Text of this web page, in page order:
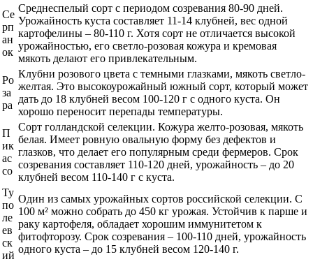
Се
рп
ан
ок
Среднеспелый сорт с периодом созревания 80-90 дней.
Урожайность куста составляет 11-14 клубней, вес одной
картофелины – 80-110 г. Хотя сорт не отличается высокой
урожайностью, его светло-розовая кожура и кремовая
мякоть делают его привлекательным.
Ро
за
ра
Клубни розового цвета с темными глазками, мякоть светло-
желтая. Это высокоурожайный южный сорт, который может
дать до 18 клубней весом 100-120 г с одного куста. Он
хорошо переносит перепады температуры.
П
ик
ас
со
Сорт голландской селекции. Кожура желто-розовая, мякоть
белая. Имеет ровную овальную форму без дефектов и
глазков, что делает его популярным среди фермеров. Срок
созревания составляет 110-120 дней, урожайность – до 20
клубней весом 110-140 г с куста.
Ту
по
ле
ев
ск
ий
Один из самых урожайных сортов российской селекции. С
100 м² можно собрать до 450 кг урожая. Устойчив к парше и
раку картофеля, обладает хорошим иммунитетом к
фитофторозу. Срок созревания – 100-110 дней, урожайность
одного куста – до 15 клубней весом 120-140 г.